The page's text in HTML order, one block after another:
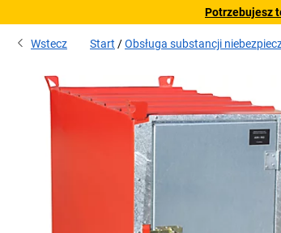
Potrzebujesz
Wstecz Start Obsługa substancji